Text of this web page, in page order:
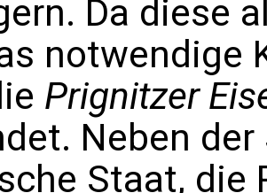
Da diese
notwendige
Prignitzer
Neben
Staat, die